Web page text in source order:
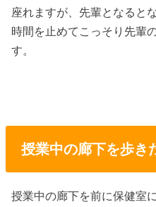
座れますが、先輩となると
時間を止めてこっそり先輩
す。
授業中の廊下を歩き
授業中の廊下を前に保健室